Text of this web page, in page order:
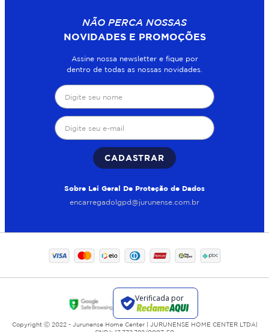
NÃO PERCA NOSSAS
NOVIDADES E PROMOÇÕES
Assine nossa newsletter e fique por
dentro de todas as nossas novidades.
CADASTRAR
Sobre Lei Geral De Proteção de Dados
encarregadolgpd@jurunense.com.br
Copyright Ⓒ 2022 - Jurunense Home Center | JURUNENSE HOME CENTER LTDA|